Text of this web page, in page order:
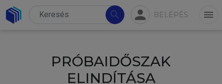
search person BELÉPÉS menu
PRÓBAIDŐSZAK
ELINDÍTÁSA